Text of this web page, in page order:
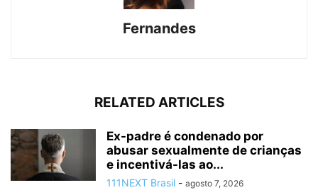
Fernandes
RELATED ARTICLES
Ex-padre é condenado por
abusar sexualmente de crianças
e incentivá-las ao...
111NEXT Brasil - agosto 7, 2026